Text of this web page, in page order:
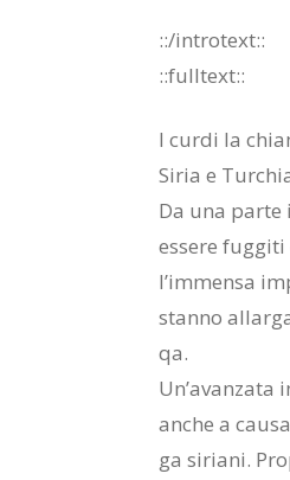
::/in­tro­text::
::full­text::
I cur­di la
Si­ria e
Da una
es­se­re
l’im­men­sa
stan­no
qa.
an­che a
ga si­ria­ni.